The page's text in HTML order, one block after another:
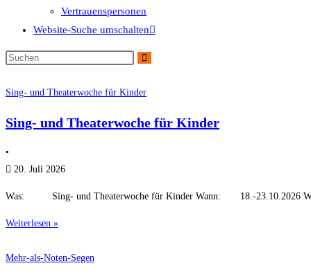
Vertrauenspersonen
Website-Suche umschalten
Sing- und Theaterwoche für Kinder
Sing- und Theaterwoche für Kinder
•
20. Juli 2026
Was: Sing- und Theaterwoche für Kinder Wann: 18.-23.10.2026
Weiterlesen »
Mehr-als-Noten-Segen